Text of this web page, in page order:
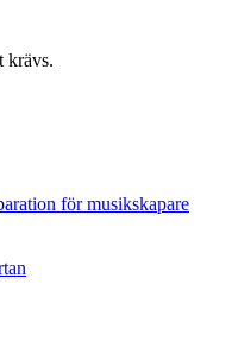
krävs.
för musikskapare